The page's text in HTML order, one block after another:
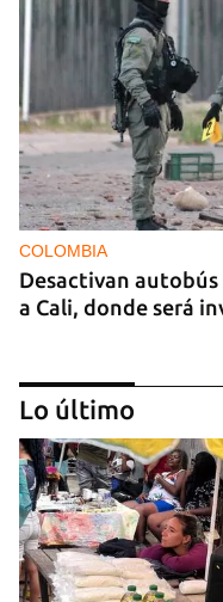
COLOMBIA
Desactivan
a Cali, donde será
Lo último